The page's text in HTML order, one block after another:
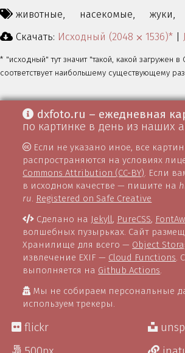
животные,
насекомые, жуки,
Скачать: Исходный (2048 ⨉ 1536)* |
* "исходный" тут значит "такой, какой загружен в
соответствует наибольшему существующему
dxfoto.ru – ежедневная
по картинке в день из наших
Если не указано иное, все
распространяются на условиях
Commons Attribution (CC-BY). Если
в исходном качестве — пишите на
ru. Registered on Safe Creative
Сделано на Jekyll, PureCSS,
волшебных пузырьках. Сайт
Хранилище для всего — Object
извлечение EXIF — Cloud Functions.
выполняется на Github Actions.
Мы не собираем персональные
используем трекеры.
flickr